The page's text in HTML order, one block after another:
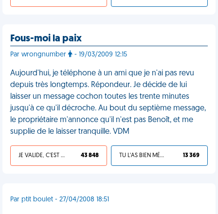
Fous-moi la paix
Par wrongnumber - 19/03/2009 12:15
Aujourd'hui, je téléphone à un ami que je n'ai pas revu
depuis très longtemps. Répondeur. Je décide de lui
laisser un message cochon toutes les trente minutes
jusqu'à ce qu'il décroche. Au bout du septième message,
le propriétaire m'annonce qu'il n'est pas Benoît, et me
supplie de le laisser tranquille. VDM
JE VALIDE, C'EST UNE VDM 43 848 TU L'AS BIEN MÉRITÉ 13 369
Par ptit boulet - 27/04/2008 18:51